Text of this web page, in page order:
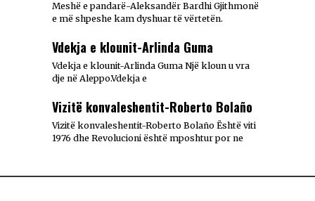
Meshë e pandarë-Aleksandër Bardhi Gjithmonë
e më shpeshe kam dyshuar të vërtetën.
Vdekja e klounit-Arlinda Guma
Vdekja e klounit-Arlinda Guma Një kloun u vra
dje në Aleppo.Vdekja e
Vizitë konvaleshentit-Roberto Bolaño
Vizitë konvaleshentit-Roberto Bolaño Është viti
1976 dhe Revolucioni është mposhtur por ne